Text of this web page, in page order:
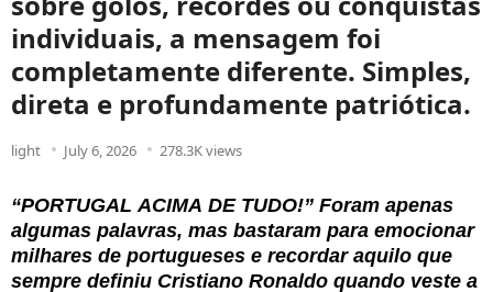
individuais, a mensagem foi
completamente diferente. Simples,
direta e profundamente patriótica.
light July 6, 2026 278.3K views